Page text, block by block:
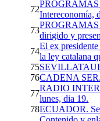
72
Intereconomía,
73
dirigido y
74
El ex
la ley catalana
75
76CADENA
77
RADIO
lunes, dia 19.
78ECUADOR.